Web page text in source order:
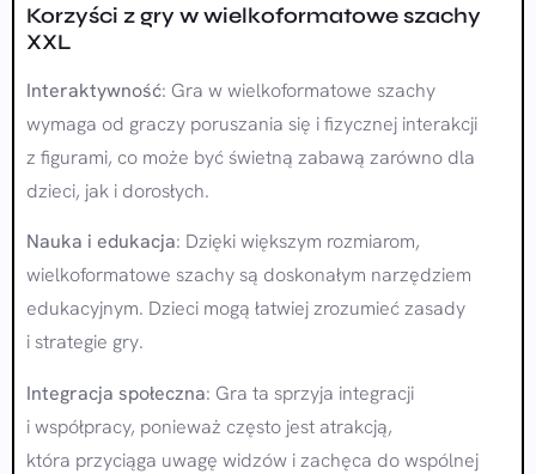
Korzyści z gry w wielkoformatowe szachy
XXL
Interaktywność: Gra w wielkoformatowe szachy
wymaga od graczy poruszania się i fizycznej interakcji
z figurami, co może być świetną zabawą zarówno dla
dzieci, jak i dorosłych.
Nauka i edukacja: Dzięki większym rozmiarom,
wielkoformatowe szachy są doskonałym narzędziem
edukacyjnym. Dzieci mogą łatwiej zrozumieć zasady
i strategie gry.
Integracja społeczna: Gra ta sprzyja integracji
i współpracy, ponieważ często jest atrakcją,
która przyciąga uwagę widzów i zachęca do wspólnej